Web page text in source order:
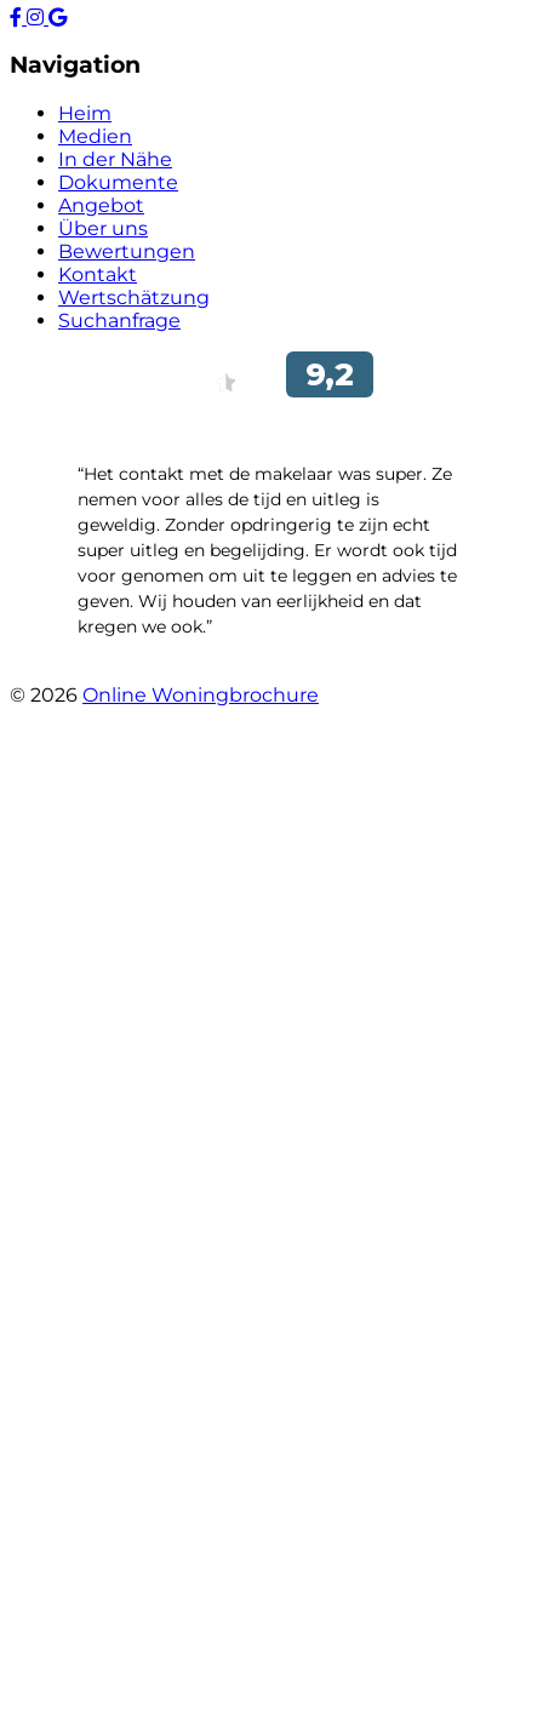
Navigation
Heim
Medien
In der Nähe
Dokumente
Angebot
Über uns
Bewertungen
Kontakt
Wertschätzung
Suchanfrage
“Het contakt met de makelaar was super. Ze
nemen voor alles de tijd en uitleg is
geweldig. Zonder opdringerig te zijn echt
super uitleg en begelijding. Er wordt ook tijd
voor genomen om uit te leggen en advies te
geven. Wij houden van eerlijkheid en dat
kregen we ook.”
© 2026 Online Woningbrochure